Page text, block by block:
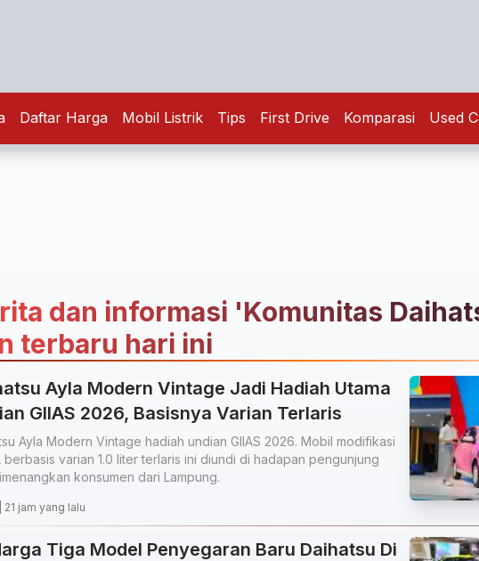
Daftar Harga Mobil Listrik Tips First Drive Komparasi Used
dan informasi 'Komunitas
terbaru hari ini
Ayla Modern Vintage Jadi Hadiah Utama
GIIAS 2026, Basisnya Varian Terlaris
Ayla Modern Vintage hadiah undian GIIAS 2026. Mobil modifikasi
berbasis varian 1.0 liter terlaris ini diundi di hadapan pengunjung
konsumen dari Lampung.
| 21 jam yang lalu
Tiga Model Penyegaran Baru Daihatsu Di